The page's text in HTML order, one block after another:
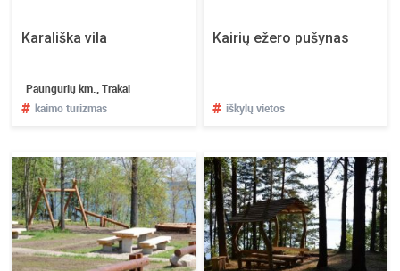
Karališka vila
Paungurių km., Trakai
# kaimo turizmas
Kairių ežero pušynas
# iškylų vietos